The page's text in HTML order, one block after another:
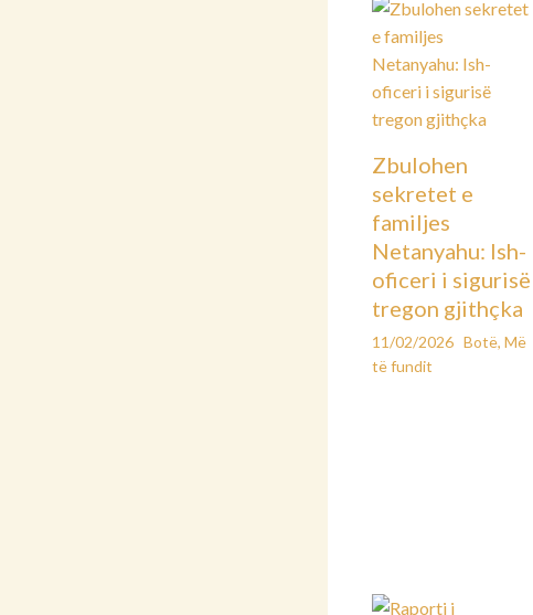
Zbulohen
sekretet e
familjes
Netanyahu: Ish-
oficeri i sigurisë
tregon gjithçka
11/02/2026 Botë, Më
të fundit